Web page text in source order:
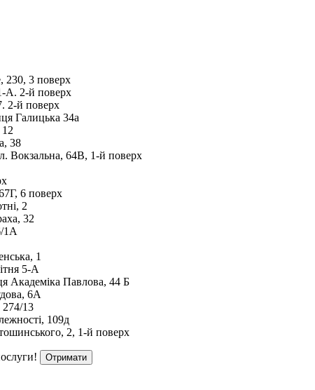
230, 3 поверх
А. 2-й поверх
2-й поверх
Галицька 34а
38
Вокзальна, 64В, 1-й поверх
6 поверх
2
32
1А
1
5-А
Академіка Павлова, 44 Б
6А
274/13
109д
2, 1-й поверх
Отримати